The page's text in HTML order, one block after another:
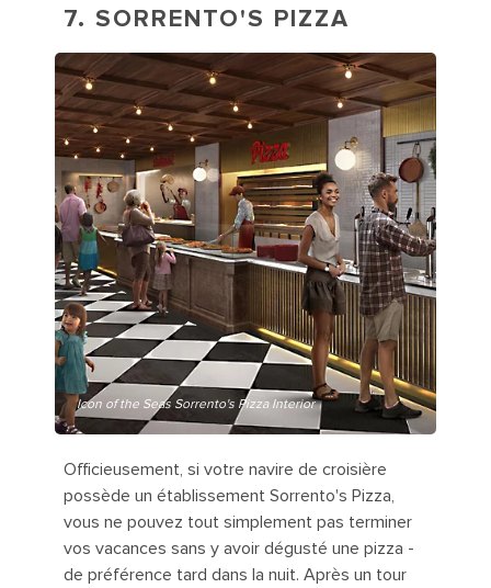
7. SORRENTO'S PIZZA
Icon of the Seas Sorrento's Pizza Interior
Officieusement, si votre navire de croisière
possède un établissement Sorrento's Pizza,
vous ne pouvez tout simplement pas terminer
vos vacances sans y avoir dégusté une pizza -
de préférence tard dans la nuit. Après un tour